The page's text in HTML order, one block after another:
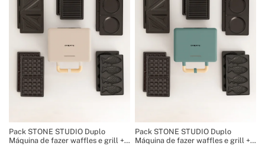
Pack STONE STUDIO Duplo
Máquina de fazer waffles e grill +
Pack STONE STUDIO Duplo
Máquina de fazer waffles e grill +